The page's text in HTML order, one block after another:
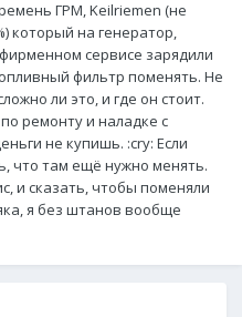
ГРМ, Keilriemen (не
который на генератор,
сервисе зарядили
фильтр поменять. Не
ли это, и где он стоит.
ремонту и наладке с
не купишь. :cry: Если
что там ещё нужно менять.
и сказать, чтобы поменяли
я без штанов вообще